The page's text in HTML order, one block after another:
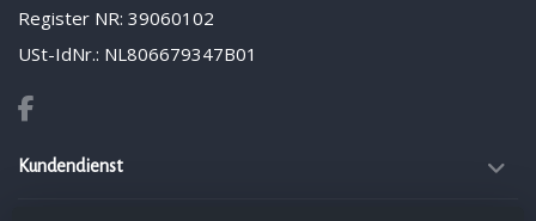
Register NR: 39060102
USt-IdNr.: NL806679347B01
Kundendienst